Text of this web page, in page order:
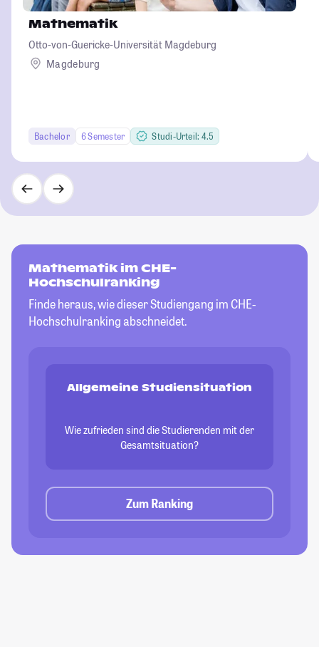
Mathematik
Otto-von-Guericke-Universität Magdeburg
Magdeburg
Bachelor 6 Semester Studi-Urteil: 4.5
Mathematik im CHE-
Hochschulranking
Finde heraus, wie dieser Studiengang im CHE-
Hochschulranking abschneidet.
Allgemeine Studiensituation
Wie zufrieden sind die Studierenden mit der
Gesamtsituation?
Zum Ranking